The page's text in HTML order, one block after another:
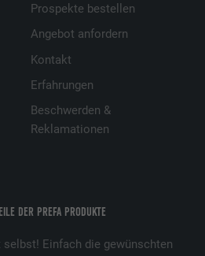
DER PREFA PRODUKTE
Einfach die gewünschten
Prospekte bestellen
Angebot anfordern
Kontakt
Erfahrungen
Beschwerden &
Reklamationen